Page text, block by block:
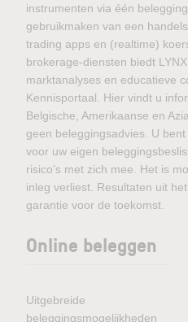
instrumenten via één
gebruikmaken van een
trading apps en (realtime)
brokerage-diensten biedt
marktanalyses en educatieve
Kennisportaal. Hier vindt u
Belgische, Amerikaanse en
geen beleggingsadvies. U
voor uw eigen
risico’s met zich mee. Het is
inleg verliest. Resultaten uit
garantie voor de toekomst.
Online beleggen
Uitgebreide
beleggingsmogelijkheden